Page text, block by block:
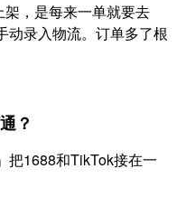
，是每来一单就要去
动录入物流。订单多了根
？
把1688和TikTok接在一